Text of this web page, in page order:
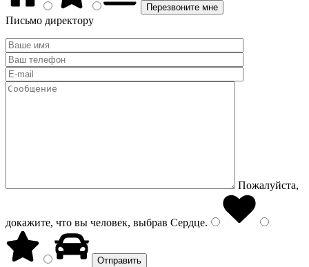
Письмо директору
Пожалуйста,
докажите, что вы человек, выбрав Сердце.